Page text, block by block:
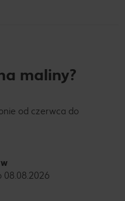
maliny?
od czerwca do